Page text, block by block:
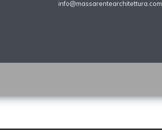
info@massarentearchitettura.com